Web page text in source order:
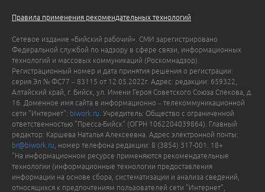
Правила применения рекомендательных технологий
Сетевое издание «Бийский рабочий». СМИ зарегистрировано
Федеральной службой по надзору в сфере связи, информационных
технологий и массовых коммуникаций (Роскомнадзор).
Регистрационный номер и дата принятия решения о регистрации:
серия Эл № ФС77 – 83115 от 12.05.2022г. Адрес: редакции: 659322,
Алтайский край, г. Бийск, ул. Имени Героя Советского Союза Спекова, д.
16. Доменное имя сайта в информационно – телекоммуникационной
сети "Интернет": biwork.ru . Учредитель: Общество с ограниченной
ответственностью "Пресса-Бийск" (ОГРН 1062204039864). Главный
редактор: Каршева Наталья Алексеевна. Адрес электронной почты:
br@biwork.ru , номер телефона редакции: 8 (3854) 317-001. 18+
"На информационном ресурсе применяются рекомендательные
технологии (информационные технологии предоставления
информации на основе сбора, систематизации и анализа сведений,
относящихся к предпочтениям пользователей сети "Интернет",